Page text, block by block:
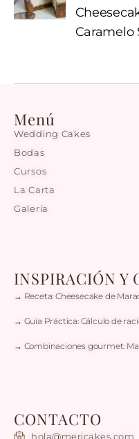
Caramelo
Menú
Wedding Cakes
Bodas
Cursos
La Carta
Galería
INSPIRACIÓN Y
→ Receta: Cheesecake de
→ Guía Práctica: Cálculo de
→ Combinaciones gourmet:
CONTACTO
hola@mericakes.com